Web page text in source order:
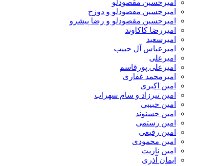
امیرحسین مقصودلو
امیرحسین مقصودلو و دوزخ
امیرحسین مقصودلو و رضا پیشرو
امیررضا کاکاوند
امیرسعید
امیرعباس آل حبیب
امیرعلی
امیرعلی پورقاسم
امیرمحمد غفاری
امین اکبری
امین تیرزاد و سام سهراب
امین حبیبی
امین حسنوند
امین رستمی
امین رفیعی
امین محمودی
امین ناریت
ایمان آذری